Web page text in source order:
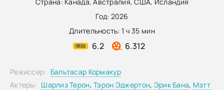
Год: 2026
Длительность:1 ч 35 мин
6.2 6.312
Режиссер: Бальтасар Кормакур
Актеры: Шарлиз Терон,Тэрон Эджертон, Эрик Бана, Мэтт